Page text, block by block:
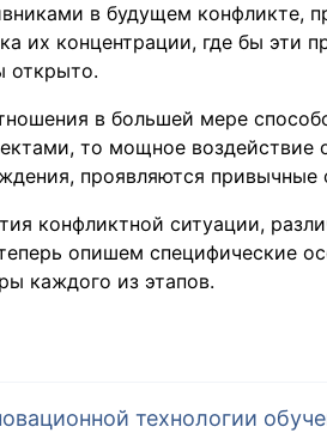
в будущем конфликте,
их концентрации, где бы эти
открыто.
в большей мере
то мощное
проявляются привычные
конфликтной ситуации,
опишем специфические
каждого из этапов.
технологии